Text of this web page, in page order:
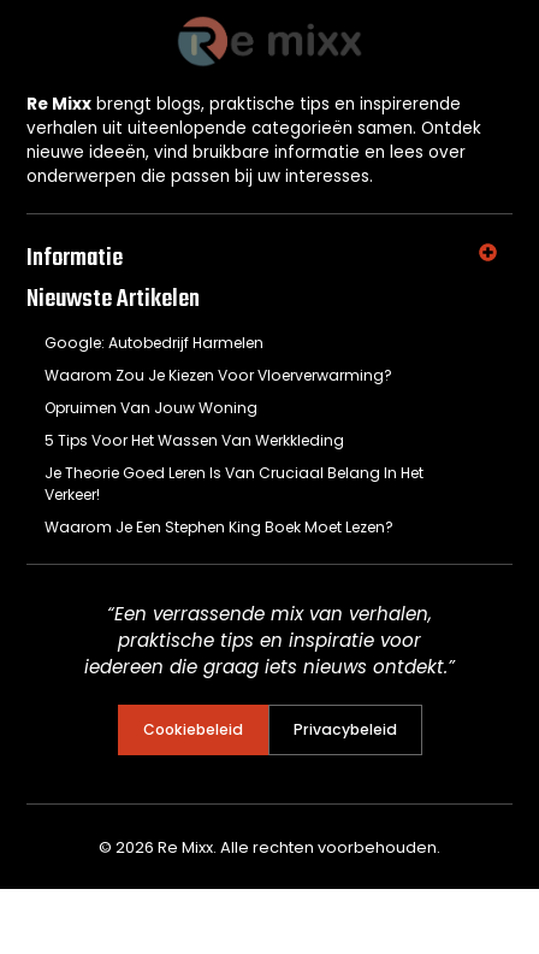
Re Mixx brengt blogs, praktische tips en inspirerende
verhalen uit uiteenlopende categorieën samen. Ontdek
nieuwe ideeën, vind bruikbare informatie en lees over
onderwerpen die passen bij uw interesses.
Informatie
Nieuwste Artikelen
Google: Autobedrijf Harmelen
Waarom Zou Je Kiezen Voor Vloerverwarming?
Opruimen Van Jouw Woning
5 Tips Voor Het Wassen Van Werkkleding
Je Theorie Goed Leren Is Van Cruciaal Belang In Het
Verkeer!
Waarom Je Een Stephen King Boek Moet Lezen?
“Een verrassende mix van verhalen,
praktische tips en inspiratie voor
iedereen die graag iets nieuws ontdekt.”
Cookiebeleid Privacybeleid
© 2026 Re Mixx. Alle rechten voorbehouden.